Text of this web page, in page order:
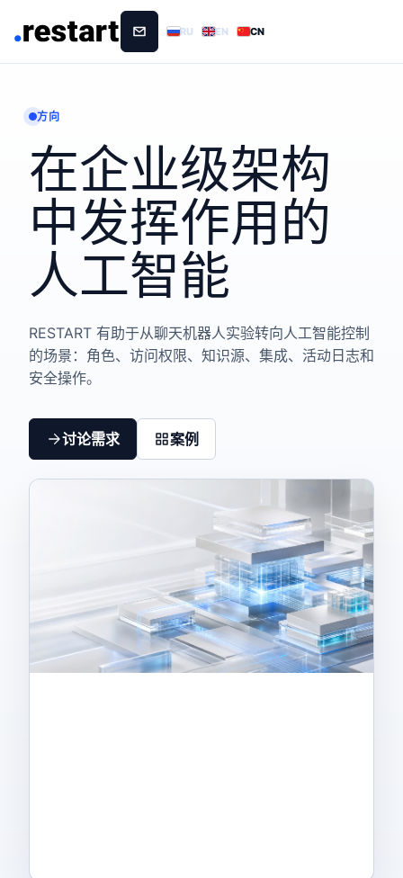
RU EN CN
方向
在企业级架构
中发挥作用的
人工智能
RESTART 有助于从聊天机器人实验转向人工智能控制
的场景：角色、访问权限、知识源、集成、活动日志和
安全操作。
讨论需求 案例